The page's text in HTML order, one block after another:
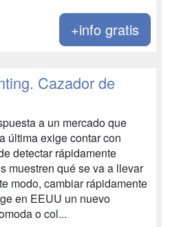
+info gratis
Cazador de
a un mercado que
última exige contar con
detectar rápidamente
muestren qué se va a llevar
modo, cambiar rápidamente
en EEUU un nuevo
o col...